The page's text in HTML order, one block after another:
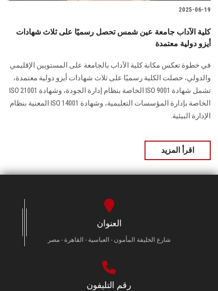
2025-06-19
كلية الآداب جامعة عين شمس تحصل رسميًا على ثلاث شهادات
أيزو دولية معتمدة
في خطوة تعكس مكانة كلية الآداب بالجامعة على المستويين الإقليمي
والدولي، حصلت الكلية رسميًا على ثلاث شهادات أيزو دولية معتمدة،
تشمل شهادة ISO 9001 الخاصة بنظام إدارة الجودة، وشهادة ISO 21001
الخاصة بإدارة المؤسسات التعليمية، وشهادة ISO 14001 المعنية بنظام
الإدارة البيئية.
اقرأ المزيد
العنوان
شارع الخليفة المأمون - العباسية - القاهرة - مصر
رقم التليفون